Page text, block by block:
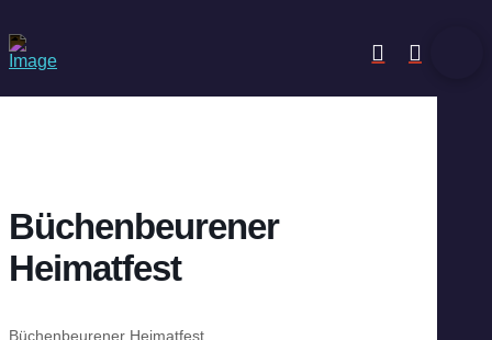
Büchenbeurener
Heimatfest
Büchenbeurener Heimatfest